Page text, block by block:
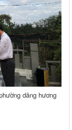
dâng hương